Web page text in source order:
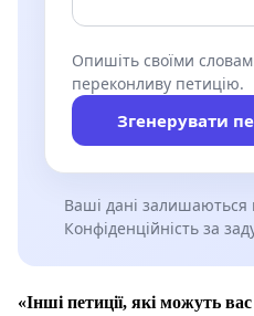
Опишіть своїми
переконливу петицію.
Згенерувати
Ваші дані
Конфіденційність за
«Інші петиції, які можуть